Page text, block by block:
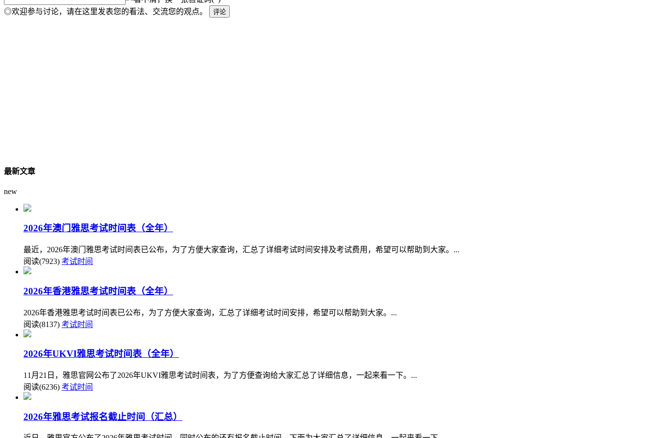
◎欢迎参与讨论，请在这里发表您的看法、交流您的观点。
最新文章
new
2026年澳门雅思考试时间表（全年）
最近，2026年澳门雅思考试时间表已公布，为了方便大家查询，汇总了详细考试时间安排及考试费用，希望可以帮助到大家。...
阅读(7923) 考试时间
2026年香港雅思考试时间表（全年）
2026年香港雅思考试时间表已公布，为了方便大家查询，汇总了详细考试时间安排，希望可以帮助到大家。...
阅读(8137) 考试时间
2026年UKVI雅思考试时间表（全年）
11月21日，雅思官网公布了2026年UKVI雅思考试时间表，为了方便查询给大家汇总了详细信息，一起来看一下。...
阅读(6236) 考试时间
2026年雅思考试报名截止时间（汇总）